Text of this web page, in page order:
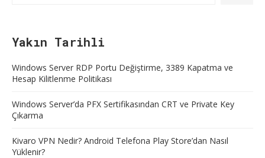
Yakın Tarihli
Windows Server RDP Portu Değiştirme, 3389 Kapatma ve
Hesap Kilitlenme Politikası
Windows Server’da PFX Sertifikasından CRT ve Private Key
Çıkarma
Kivaro VPN Nedir? Android Telefona Play Store’dan Nasıl
Yüklenir?